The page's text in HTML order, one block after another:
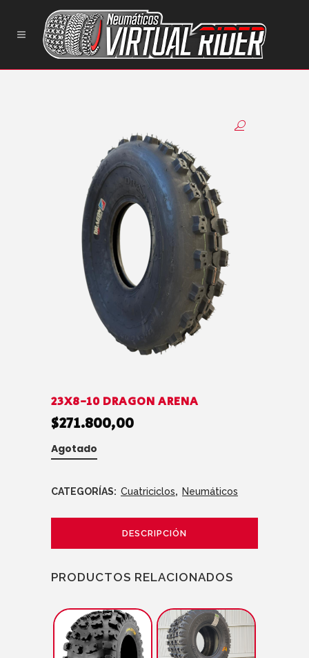
23X8-10 DRAGON ARENA
$271.800,00
Agotado
CATEGORÍAS: Cuatriciclos, Neumáticos
DESCRIPCIÓN
PRODUCTOS RELACIONADOS